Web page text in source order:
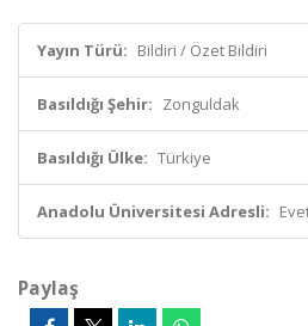
Yayın Türü: Bildiri / Özet Bildiri
Basıldığı Şehir: Zonguldak
Basıldığı Ülke: Türkiye
Anadolu Üniversitesi Adresli:
Paylaş